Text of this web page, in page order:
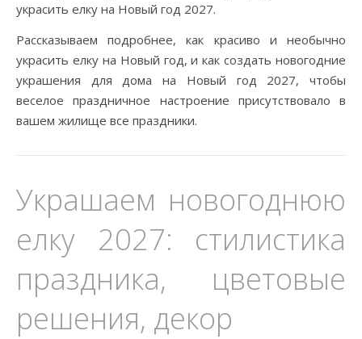
украсить елку на Новый год 2027.
Рассказываем подробнее, как красиво и необычно
украсить елку на Новый год, и как создать новогодние
украшения для дома на Новый год 2027, чтобы
веселое праздничное настроение присутствовало в
вашем жилище все праздники.
Украшаем новогоднюю
елку 2027: стилистика
праздника, цветовые
решения, декор